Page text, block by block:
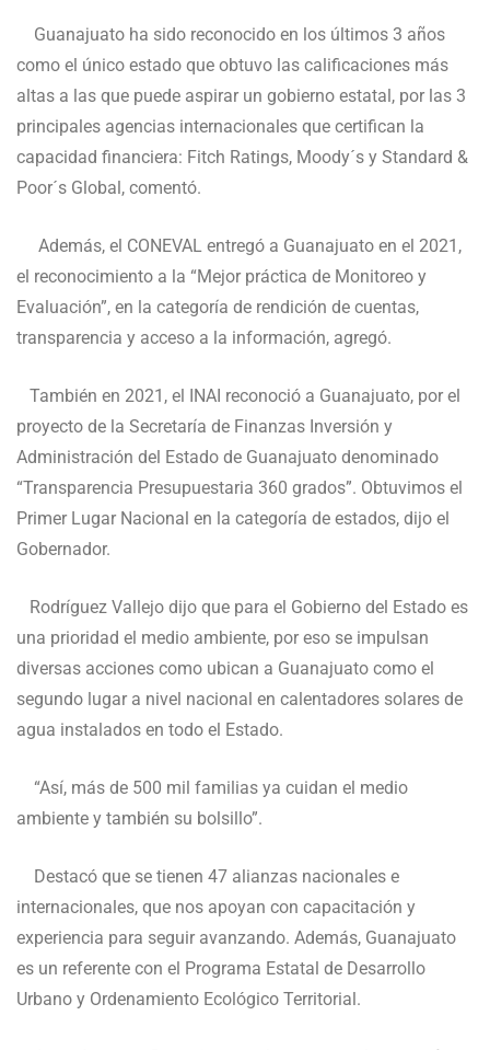
Guanajuato ha sido reconocido en los últimos 3 años
como el único estado que obtuvo las calificaciones más
altas a las que puede aspirar un gobierno estatal, por las 3
principales agencias internacionales que certifican la
capacidad financiera: Fitch Ratings, Moody´s y Standard &
Poor´s Global, comentó.
Además, el CONEVAL entregó a Guanajuato en el 2021,
el reconocimiento a la “Mejor práctica de Monitoreo y
Evaluación”, en la categoría de rendición de cuentas,
transparencia y acceso a la información, agregó.
También en 2021, el INAI reconoció a Guanajuato, por el
proyecto de la Secretaría de Finanzas Inversión y
Administración del Estado de Guanajuato denominado
“Transparencia Presupuestaria 360 grados”. Obtuvimos el
Primer Lugar Nacional en la categoría de estados, dijo el
Gobernador.
Rodríguez Vallejo dijo que para el Gobierno del Estado es
una prioridad el medio ambiente, por eso se impulsan
diversas acciones como ubican a Guanajuato como el
segundo lugar a nivel nacional en calentadores solares de
agua instalados en todo el Estado.
“Así, más de 500 mil familias ya cuidan el medio
ambiente y también su bolsillo”.
Destacó que se tienen 47 alianzas nacionales e
internacionales, que nos apoyan con capacitación y
experiencia para seguir avanzando. Además, Guanajuato
es un referente con el Programa Estatal de Desarrollo
Urbano y Ordenamiento Ecológico Territorial.